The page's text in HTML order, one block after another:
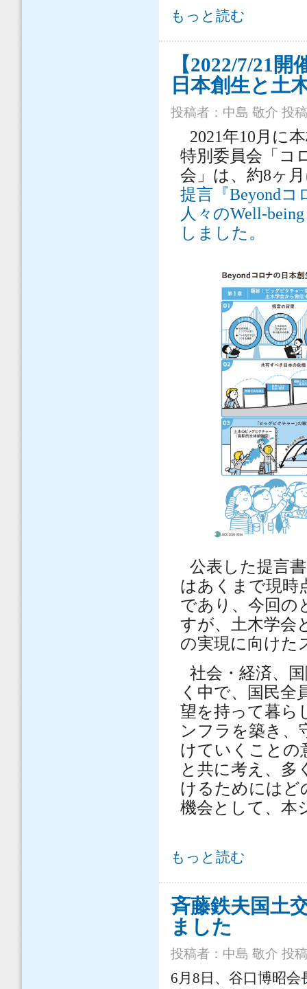
谷口博昭前会長が日経新聞「私見
もっと読む
【2022/7/21
日本創生と土
投稿者： 中島 敬介 投
2021年10月に
特別委員会「コ
会」は、約8ヶ
提言『Beyond
人々のWell-
しました。
公表した提言
はあくまで現時
であり、今回の
すが、土木学会
の実現に向けた
社会・経済、
く中で、国民全
望を持って暮ら
ンフラを築き、
けていくことの
と共に考え、多
けるためにはど
機会として、本
【2022/7/21開催】シンポジウム「
もっと読む
斉藤鉄夫国土
ました
投稿者： 中島 敬介 投
6月8日、谷口博昭